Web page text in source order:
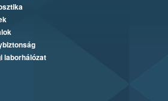
laborhálózat